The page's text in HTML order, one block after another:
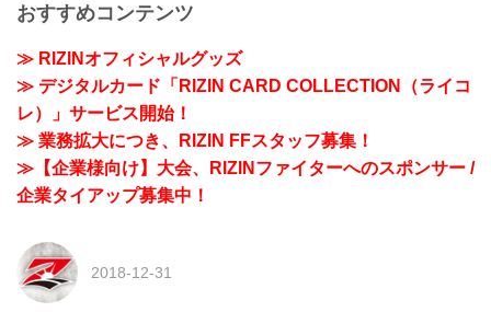
おすすめコンテンツ
≫ RIZINオフィシャルグッズ
≫ デジタルカード「RIZIN CARD COLLECTION（ライコ
レ）」サービス開始！
≫ 業務拡大につき、RIZIN FFスタッフ募集！
≫【企業様向け】大会、RIZINファイターへのスポンサー /
企業タイアップ募集中！
2018-12-31